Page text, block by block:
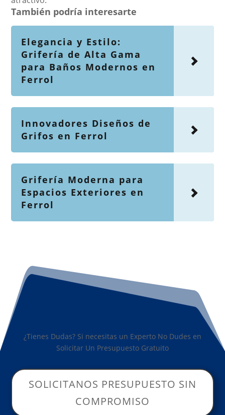
También podría interesarte
Elegancia y Estilo:
Grifería de Alta Gama
para Baños Modernos en
Ferrol
Innovadores Diseños de
Grifos en Ferrol
Grifería Moderna para
Espacios Exteriores en
Ferrol
¿Tienes Dudas? Si necesitas un Experto No Dudes en
Solicitar Un Presupuesto Gratuito
SOLICITANOS PRESUPUESTO SIN
COMPROMISO